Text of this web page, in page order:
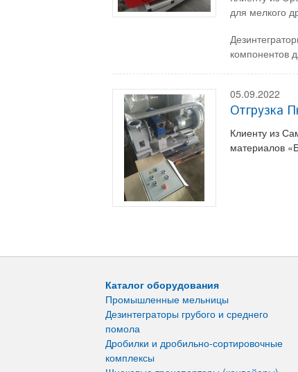
для мелкого
компонентов
05.09.2022
Отгрузка
Клиенту из
материалов
Каталог оборудования
Промышленные мельницы
Дезинтеграторы грубого и среднего
помола
Дробилки и дробильно-сортировочные
комплексы